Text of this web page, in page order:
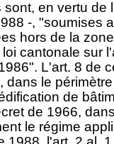
en vertu de
-, "soumises
hors de la
cantonale sur
L'art. 8 de
dans le
de
de 1966,
le régime